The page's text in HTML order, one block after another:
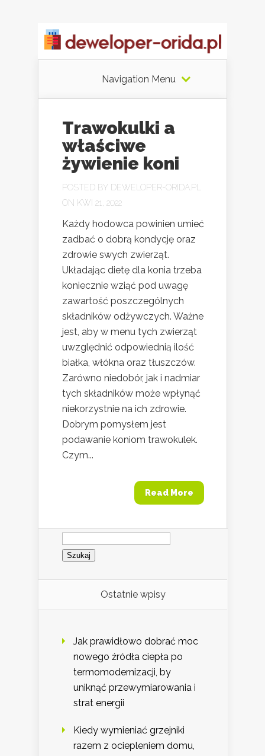
Navigation Menu
Trawokulki a
właściwe
żywienie koni
POSTED BY DEWELOPER-ORIDA.PL
ON KWI 21, 2022
Każdy hodowca powinien umieć
zadbać o dobrą kondycję oraz
zdrowie swych zwierząt.
Układając dietę dla konia trzeba
koniecznie wziąć pod uwagę
zawartość poszczególnych
składników odżywczych. Ważne
jest, aby w menu tych zwierząt
uwzględnić odpowiednią ilość
białka, włókna oraz tłuszczów.
Zarówno niedobór, jak i nadmiar
tych składników może wpłynąć
niekorzystnie na ich zdrowie.
Dobrym pomysłem jest
podawanie koniom trawokulek.
Czym...
Read More
Szukaj:
Ostatnie wpisy
Jak prawidłowo dobrać moc
nowego źródła ciepła po
termomodernizacji, by
uniknąć przewymiarowania i
strat energii
Kiedy wymieniać grzejniki
razem z ociepleniem domu,